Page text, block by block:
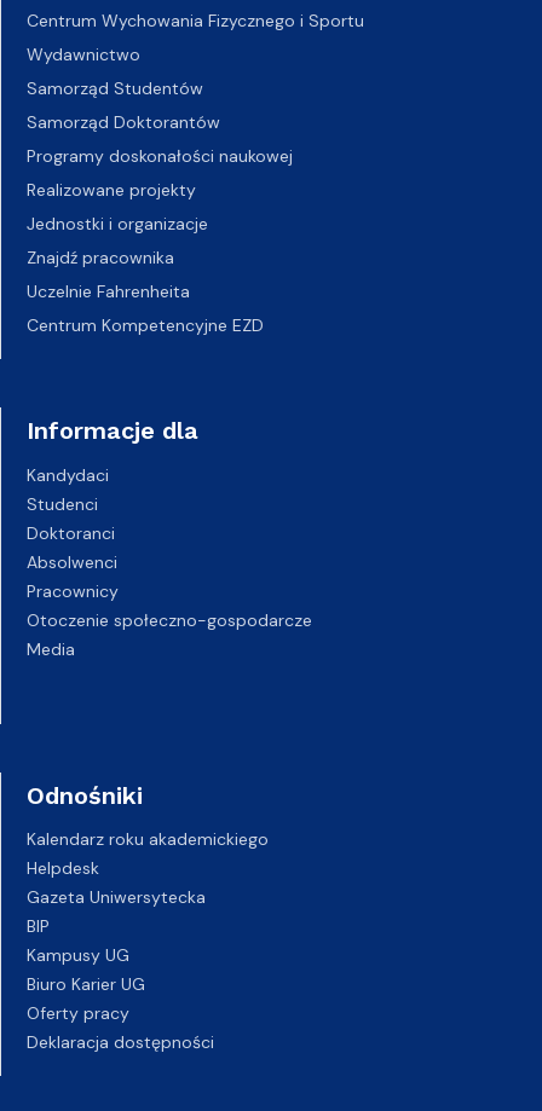
Centrum Wychowania Fizycznego i Sportu
Wydawnictwo
Samorząd Studentów
Samorząd Doktorantów
Programy doskonałości naukowej
Realizowane projekty
Jednostki i organizacje
Znajdź pracownika
Uczelnie Fahrenheita
Centrum Kompetencyjne EZD
Informacje dla
Kandydaci
Studenci
Doktoranci
Absolwenci
Pracownicy
Otoczenie społeczno-gospodarcze
Media
Odnośniki
Kalendarz roku akademickiego
Helpdesk
Gazeta Uniwersytecka
BIP
Kampusy UG
Biuro Karier UG
Oferty pracy
Deklaracja dostępności